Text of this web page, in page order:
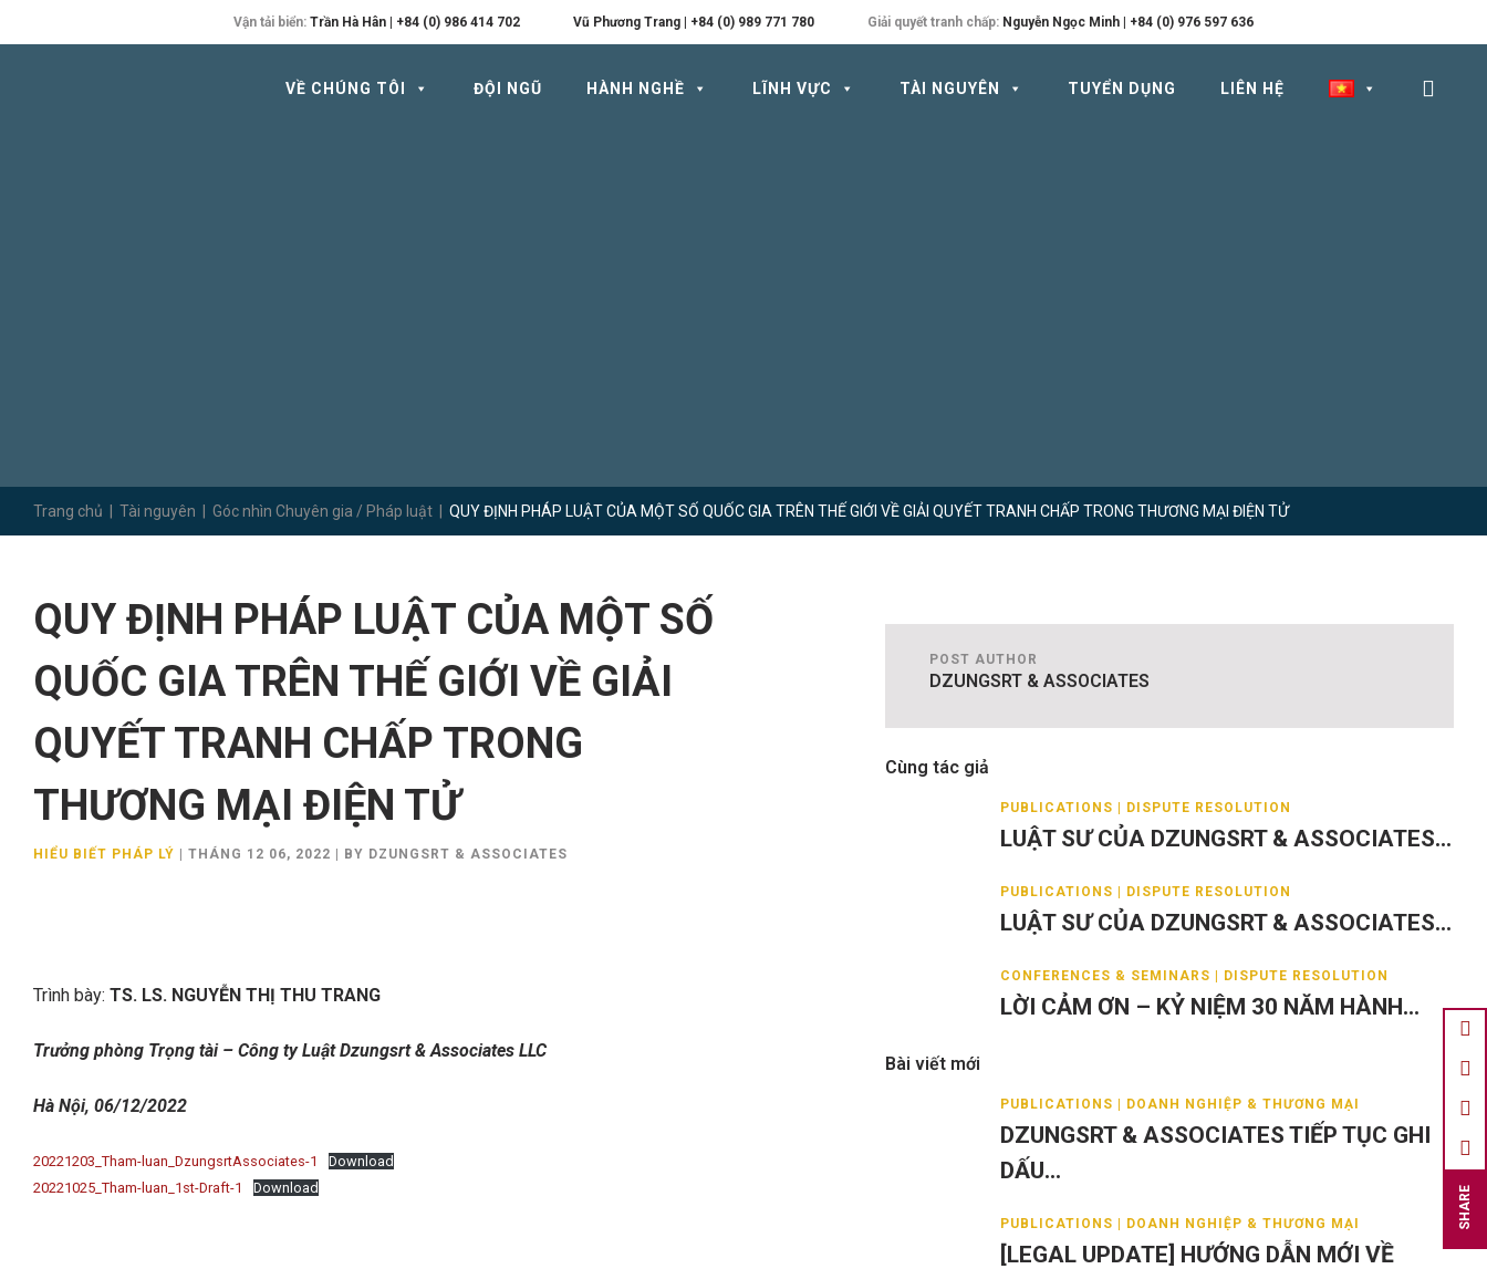
Vận tải biển: Trần Hà Hân | +84 (0) 986 414 702 Vũ Phương Trang | +84 (0) 989 771 780 Giải quyết tranh chấp: Nguyễn Ngọc Minh | +84 (0) 976 597 636
VỀ CHÚNG TÔI ĐỘI NGŨ HÀNH NGHỀ LĨNH VỰC TÀI NGUYÊN TUYỂN DỤNG LIÊN HỆ
Trang chủ Tài nguyên Góc nhìn Chuyên gia / Pháp luật QUY ĐỊNH PHÁP LUẬT CỦA MỘT SỐ QUỐC GIA TRÊN THẾ GIỚI VỀ GIẢI QUYẾT TRANH CHẤP TRONG THƯƠNG MẠI ĐIỆN TỬ
QUY ĐỊNH PHÁP LUẬT CỦA MỘT SỐ
QUỐC GIA TRÊN THẾ GIỚI VỀ GIẢI
QUYẾT TRANH CHẤP TRONG
THƯƠNG MẠI ĐIỆN TỬ
HIỂU BIẾT PHÁP LÝ THÁNG 12 06, 2022 BY DZUNGSRT & ASSOCIATES
Trình bày: TS. LS. NGUYỄN THỊ THU TRANG
Trưởng phòng Trọng tài– Công ty Luật Dzungsrt & Associates LLC
Hà Nội, 06/12/2022
20221203_Tham-luan_DzungsrtAssociates-1
Download
20221025_Tham-luan_1st-Draft-1
Download SHARE
POST AUTHOR
DZUNGSRT & ASSOCIATES
Cùng tác giả
PUBLICATIONS | DISPUTE RESOLUTION
LUẬT SƯ CỦA DZUNGSRT & ASSOCIATES...
PUBLICATIONS | DISPUTE RESOLUTION
LUẬT SƯ CỦA DZUNGSRT & ASSOCIATES...
CONFERENCES & SEMINARS | DISPUTE RESOLUTION
LỜI CẢM ƠN – KỶ NIỆM 30 NĂM HÀNH...
Bài viết mới
PUBLICATIONS | DOANH NGHIỆP & THƯƠNG MẠI
DZUNGSRT & ASSOCIATES TIẾP TỤC GHI
DẤU...
PUBLICATIONS | DOANH NGHIỆP & THƯƠNG MẠI
[LEGAL UPDATE] HƯỚNG DẪN MỚI VỀ